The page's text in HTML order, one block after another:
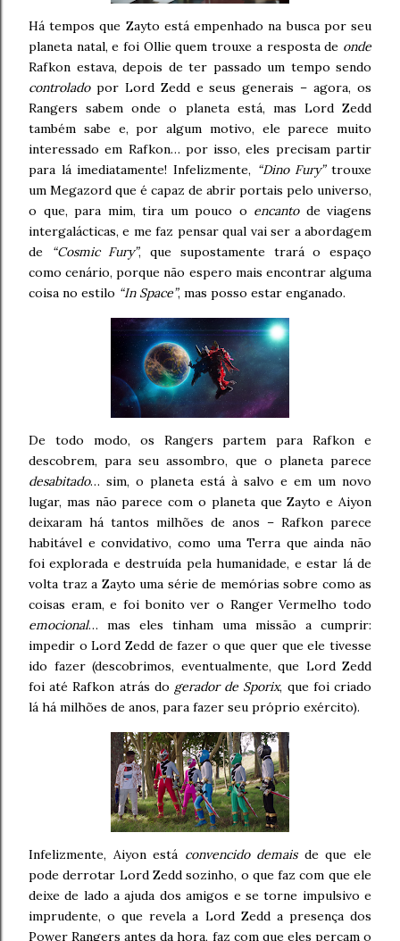
Há tempos que Zayto está empenhado na busca por seu
planeta natal, e foi Ollie quem trouxe a resposta de onde
Rafkon estava, depois de ter passado um tempo sendo
controladopor Lord Zedd e seus generais – agora, os
Rangers sabem onde o planeta está, mas Lord Zedd
também sabe e, por algum motivo, ele parece muito
interessado em Rafkon… por isso, eles precisam partir
para lá imediatamente! Infelizmente, “Dino Fury”trouxe
um Megazord que é capaz de abrir portais pelo universo,
o que, para mim, tira um pouco o encantode viagens
intergalácticas, e me faz pensar qual vai ser a abordagem
de
“Cosmic Fury”, que supostamente trará o espaço
como cenário, porque não espero mais encontrar alguma
coisa no estilo “In Space”, mas posso estar enganado.
De todo modo, os Rangers partem para Rafkon e
descobrem, para seu assombro, que o planeta parece
desabitado… sim, o planeta está à salvo e em um novo
lugar, mas não parece com o planeta que Zayto e Aiyon
deixaram há tantos milhões de anos – Rafkon parece
habitável e convidativo, como uma Terra que ainda não
foi explorada e destruída pela humanidade, e estar lá de
volta traz a Zayto uma série de memórias sobre como as
coisas eram, e foi bonito ver o Ranger Vermelho todo
emocional… mas eles tinham uma missão a cumprir:
impedir o Lord Zedd de fazer o que quer que ele tivesse
ido fazer (descobrimos, eventualmente, que Lord Zedd
foi até Rafkon atrás do gerador de Sporix, que foi criado
lá há milhões de anos, para fazer seu próprio exército).
Infelizmente, Aiyon está convencido demaisde que ele
pode derrotar Lord Zedd sozinho, o que faz com que ele
deixe de lado a ajuda dos amigos e se torne impulsivo e
imprudente, o que revela a Lord Zedd a presença dos
Power Rangers antes da hora, faz com que eles percam o